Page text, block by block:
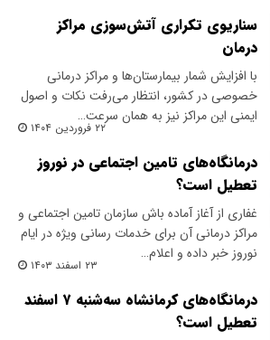
سناریوی تکراری آتش‌سوزی مراکز
درمان
با افزایش شمار بیمارستان‌ها و مراکز درمانی
خصوصی در کشور، انتظار می‌رفت نکات و اصول
ایمنی این مراکز نیز به همان سرعت…
۲۲ فروردین ۱۴۰۴
درمانگاه‌های تامین اجتماعی در نوروز
تعطیل است؟
غفاری از آغاز آماده باش سازمان تامین اجتماعی و
مراکز درمانی آن برای خدمات رسانی ویژه در ایام
نوروز خبر داده و اعلام…
۲۳ اسفند ۱۴۰۳
درمانگاه‌های کرمانشاه سه‌شنبه ۷ اسفند
تعطیل است؟